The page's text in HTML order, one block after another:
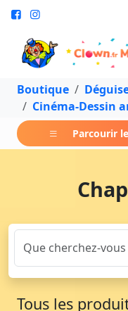
Boutique
Cinéma-Dessin
Parcourir
Tous les